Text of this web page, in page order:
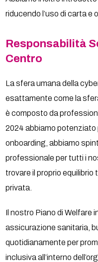
riducendo l’uso di carta e
Responsabilità
Centro
La sfera umana della
esattamente come la
è composto da
2024 abbiamo potenziato
onboarding, abbiamo
professionale per tutti i
trovare il proprio equilibrio
privata.
Il nostro Piano di Welfare
assicurazione sanitaria,
quotidianamente per
inclusiva all’interno